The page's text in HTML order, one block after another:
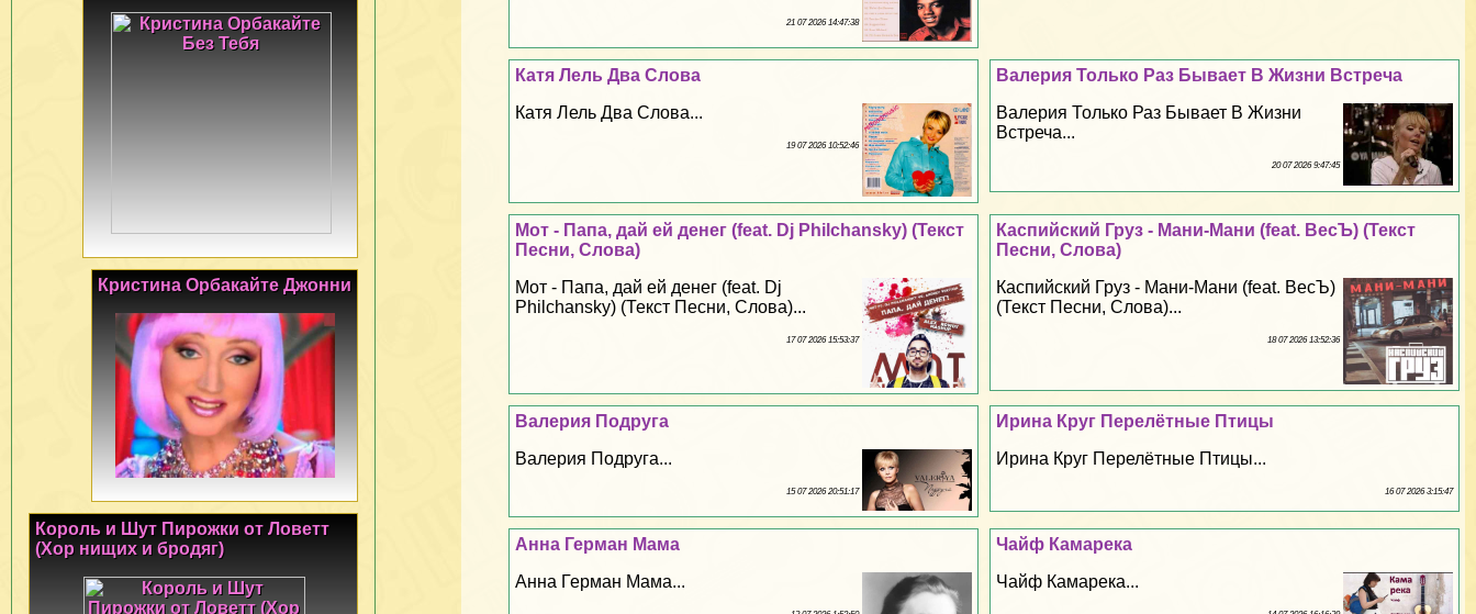
21 07 2026 14:47:38
Валерия Только Раз Бывает В Жизни Встреча
Валерия Только Раз Бывает В Жизни
Встреча...
20 07 2026 9:47:45
Катя Лель Два Слова
Катя Лель Два Слова...
19 07 2026 10:52:46
Каспийский Груз - Мани-Мани (feat. ВесЪ) (Текст
Песни, Слова)
Каспийский Груз - Мани-Мани (feat. ВесЪ)
(Текст Песни, Слова)...
18 07 2026 13:52:36
Мот - Папа, дай ей денег (feat. Dj Philchansky) (Текст
Песни, Слова)
Мот - Папа, дай ей денег (feat. Dj
Philchansky) (Текст Песни, Слова)...
17 07 2026 15:53:37
Ирина Круг Перелётные Птицы
Ирина Круг Перелётные Птицы...
16 07 2026 3:15:47
Валерия Подруга
Валерия Подруга...
15 07 2026 20:51:17
Чайф Камарека
Чайф Камарека...
Анна Герман Мама
Анна Герман Мама...
Кристина Орбакайте Джонни
Король и Шут Пирожки от Ловетт
(Хор нищих и бродяг)